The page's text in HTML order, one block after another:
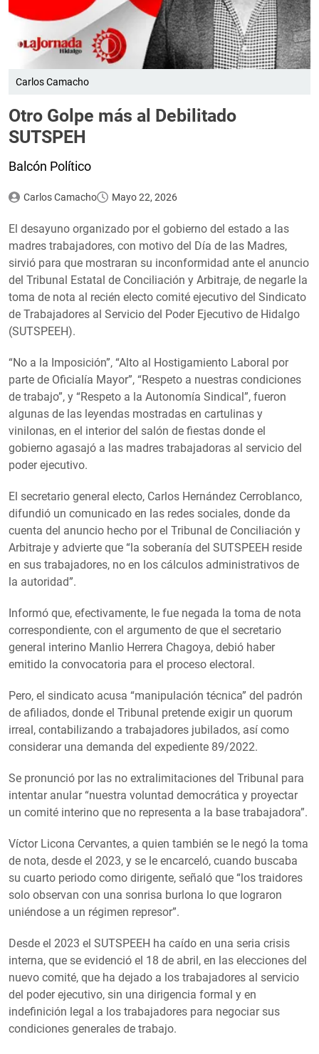
Carlos Camacho
Otro Golpe más al Debilitado
SUTSPEH
Balcón Político
Carlos Camacho Mayo 22, 2026
El desayuno organizado por el gobierno del estado a las
madres trabajadores, con motivo del Día de las Madres,
sirvió para que mostraran su inconformidad ante el anuncio
del Tribunal Estatal de Conciliación y Arbitraje, de negarle la
toma de nota al recién electo comité ejecutivo del Sindicato
de Trabajadores al Servicio del Poder Ejecutivo de Hidalgo
(SUTSPEEH).
“No a la Imposición”, “Alto al Hostigamiento Laboral por
parte de Oficialía Mayor”, “Respeto a nuestras condiciones
de trabajo”, y “Respeto a la Autonomía Sindical”, fueron
algunas de las leyendas mostradas en cartulinas y
vinilonas, en el interior del salón de fiestas donde el
gobierno agasajó a las madres trabajadoras al servicio del
poder ejecutivo.
El secretario general electo, Carlos Hernández Cerroblanco,
difundió un comunicado en las redes sociales, donde da
cuenta del anuncio hecho por el Tribunal de Conciliación y
Arbitraje y advierte que “la soberanía del SUTSPEEH reside
en sus trabajadores, no en los cálculos administrativos de
la autoridad”.
Informó que, efectivamente, le fue negada la toma de nota
correspondiente, con el argumento de que el secretario
general interino Manlio Herrera Chagoya, debió haber
emitido la convocatoria para el proceso electoral.
Pero, el sindicato acusa “manipulación técnica” del padrón
de afiliados, donde el Tribunal pretende exigir un quorum
irreal, contabilizando a trabajadores jubilados, así como
considerar una demanda del expediente 89/2022.
Se pronunció por las no extralimitaciones del Tribunal para
intentar anular “nuestra voluntad democrática y proyectar
un comité interino que no representa a la base trabajadora”.
Víctor Licona Cervantes, a quien también se le negó la toma
de nota, desde el 2023, y se le encarceló, cuando buscaba
su cuarto periodo como dirigente, señaló que “los traidores
solo observan con una sonrisa burlona lo que lograron
uniéndose a un régimen represor”.
Desde el 2023 el SUTSPEEH ha caído en una seria crisis
interna, que se evidenció el 18 de abril, en las elecciones del
nuevo comité, que ha dejado a los trabajadores al servicio
del poder ejecutivo, sin una dirigencia formal y en
indefinición legal a los trabajadores para negociar sus
condiciones generales de trabajo.